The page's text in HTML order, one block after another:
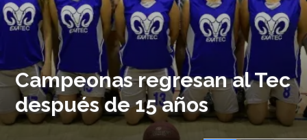
Campeonas regresan al Tec
después de 15 años